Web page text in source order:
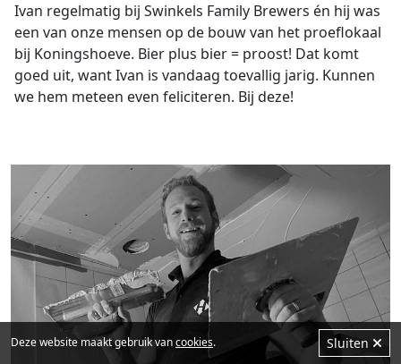
Ivan regelmatig bij Swinkels Family Brewers én hij was
een van onze mensen op de bouw van het proeflokaal
bij Koningshoeve. Bier plus bier = proost! Dat komt
goed uit, want Ivan is vandaag toevallig jarig. Kunnen
we hem meteen even feliciteren. Bij deze!
Deze website maakt gebruik vancookies. Sluiten